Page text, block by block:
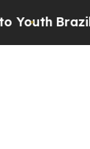
Brazil Gives